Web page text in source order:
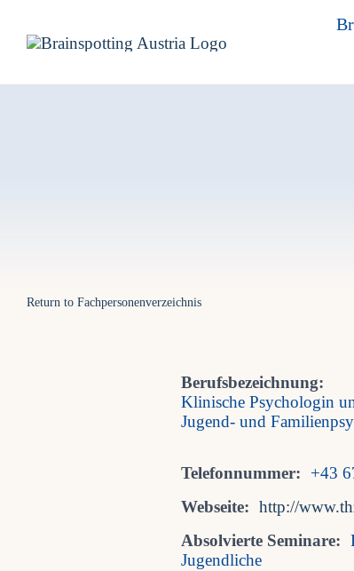
content
Return to Fachpersonenverzeichnis
Berufsbezeichnung:
Klinische Psychologin
Jugend- und
Telefonnummer: +43
Webseite: http://
Absolvierte Seminare:
Jugendliche